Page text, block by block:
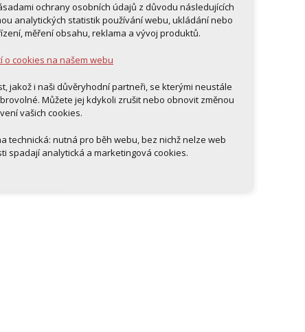
přihlášení, volby jazyka, apod.
návštěvnosti
Sklik, Smartsupp, Heureka)
o cookies na našem webu
ochrany osobních údajů z důvodu následujících
analytických statistik používání webu, ukládání nebo
měření obsahu, reklama a vývoj produktů.
o cookies na našem webu
jakož i naši důvěryhodní partneři, se kterými neustále
Můžete jej kdykoli zrušit nebo obnovit změnou
vašich cookies.
technická: nutná pro běh webu, bez nichž nelze web
spadají analytická a marketingová cookies.